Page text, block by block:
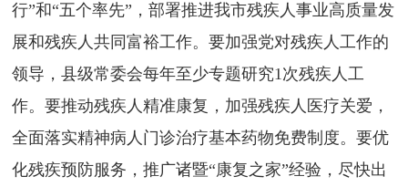
行”和“五个率先”，部署推进我市残疾人事业高质量发
展和残疾人共同富裕工作。要加强党对残疾人工作的
领导，县级常委会每年至少专题研究1次残疾人工
作。要推动残疾人精准康复，加强残疾人医疗关爱，
全面落实精神病人门诊治疗基本药物免费制度。要优
化残疾预防服务，推广诸暨“康复之家”经验，尽快出